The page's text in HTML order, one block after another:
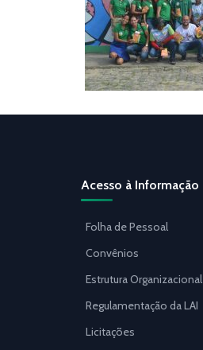
Acesso à Informação
Folha de Pessoal
Convênios
Estrutura Organizacional
Regulamentação da LAI
Licitações